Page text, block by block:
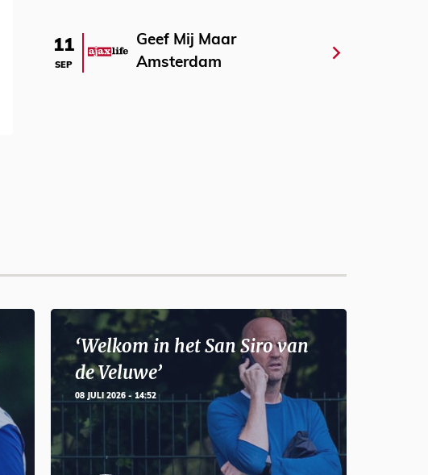
11
SEP
Geef Mij Maar
Amsterdam
‘Welkom in het San Siro van
de Veluwe’
08 JULI 2026 - 14:52